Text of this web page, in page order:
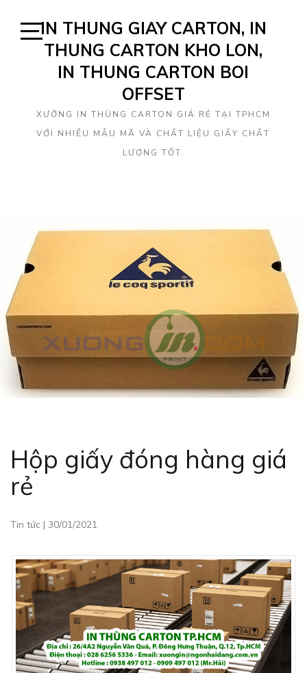
Open
Sidebar
IN THUNG GIAY CARTON, IN
THUNG CARTON KHO LON,
IN THUNG CARTON BOI
OFFSET
XƯỞNG IN THÙNG CARTON GIÁ RẺ TẠI TPHCM
VỚI NHIỀU MẪU MÃ VÀ CHẤT LIỆU GIẤY CHẤT
LƯỢNG TỐT.
Hộp giấy đóng hàng giá
rẻ
Tin tức | 30/01/2021